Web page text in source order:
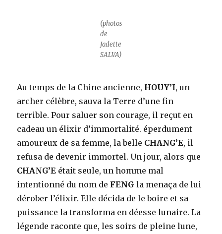
(photos
de
Jadette
SALVA)
Au temps de la Chine ancienne, HOUY’I, un
archer célèbre, sauva la Terre d’une fin
terrible. Pour saluer son courage, il reçut en
cadeau un élixir d’immortalité. éperdument
amoureux de sa femme, la belle CHANG’E, il
refusa de devenir immortel. Un jour, alors que
CHANG’E était seule, un homme mal
intentionné du nom de FENG la menaça de lui
dérober l’élixir. Elle décida de le boire et sa
puissance la transforma en déesse lunaire. La
légende raconte que, les soirs de pleine lune,